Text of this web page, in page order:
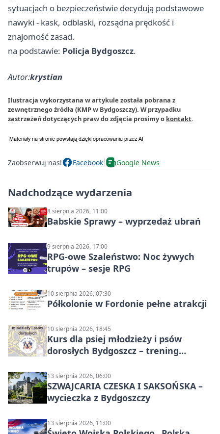
sytuacjach o bezpieczeństwie decydują podstawowe
nawyki - kask, odblaski, rozsądna prędkość i
znajomość zasad.
na podstawie: Policja Bydgoszcz.
Autor:krystian
Ilustracja wykorzystana w artykule została pobrana z
zewnętrznego źródła (KMP w Bydgoszczy). W przypadku
zastrzeżeń dotyczących praw do zdjęcia prosimy o kontakt.
Zaobserwuj nas! Facebook Google News
Nadchodzące wydarzenia
8 sierpnia 2026, 11:00
Babskie Sprawy – wyprzedaż ubrań
9 sierpnia 2026, 17:00
RPG-owe Szaleństwo: Noc żywych
trupów – sesje RPG
10 sierpnia 2026, 07:30
Półkolonie w Fordonie pełne atrakcji
10 sierpnia 2026, 18:45
Kurs dla psiej młodzieży i psów
dorosłych Bydgoszcz – trening
13 sierpnia 2026, 06:00
SZWAJCARIA CZESKA I SAKSOŃSKA –
wycieczka z Bydgoszczy
13 sierpnia 2026, 11:00